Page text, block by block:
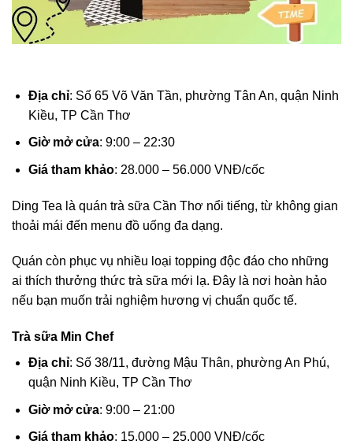
Địa chỉ: Số 65 Võ Văn Tần, phường Tân An, quận Ninh
Kiều, TP Cần Thơ
Giờ mở cửa: 9:00 – 22:30
Giá tham khảo: 28.000 – 56.000 VNĐ/cốc
Ding Tea là quán trà sữa Cần Thơ nổi tiếng, từ không gian
thoải mái đến menu đồ uống đa dạng.
Quán còn phục vụ nhiều loại topping độc đáo cho những
ai thích thưởng thức trà sữa mới lạ. Đây là nơi hoàn hảo
nếu bạn muốn trải nghiệm hương vị chuẩn quốc tế.
Trà sữa Min Chef
Địa chỉ: Số 38/11, đường Mậu Thân, phường An Phú,
quận Ninh Kiều, TP Cần Thơ
Giờ mở cửa: 9:00 – 21:00
Giá tham khảo: 15.000 – 25.000 VNĐ/cốc